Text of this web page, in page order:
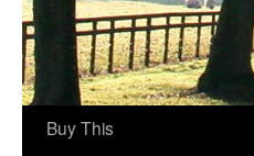
ข้าม
Buy This